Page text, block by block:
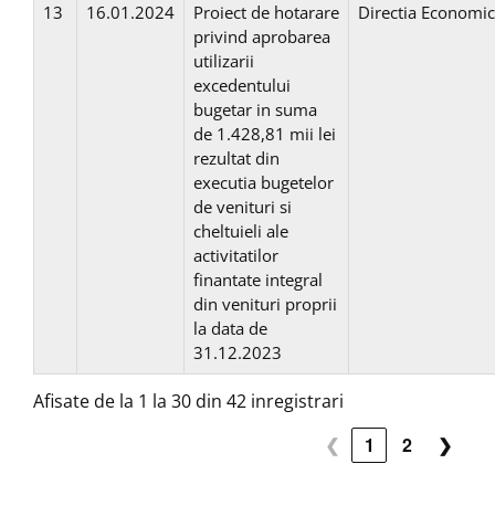
13 16.01.2024
Proiect de hotarare
privind aprobarea
utilizarii
excedentului
bugetar in suma
de 1.428,81 mii lei
rezultat din
executia bugetelor
de venituri si
cheltuieli ale
activitatilor
finantate integral
din venituri proprii
la data de
31.12.2023
Directia
Afisate de la 1 la 30 din 42 inregistrari
❮ 1 2 ❯